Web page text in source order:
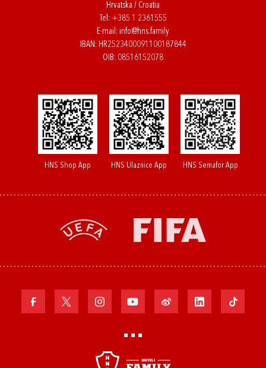
Hrvatska / Croatia
Tel: +385 1 2361555
E-mail: info@hns.family
IBAN: HR2523400091100187844
OIB: 08516152078
HNS Shop App HNS Ulaznice App HNS Semafor App